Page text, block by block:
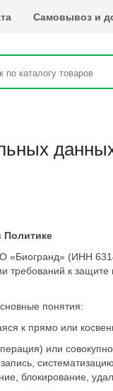
Самовывоз и
(ИНН
к
понятия:
к прямо или
или
блокирование,